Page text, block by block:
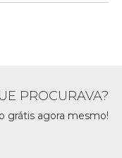
PROCURAVA?
grátis agora mesmo!